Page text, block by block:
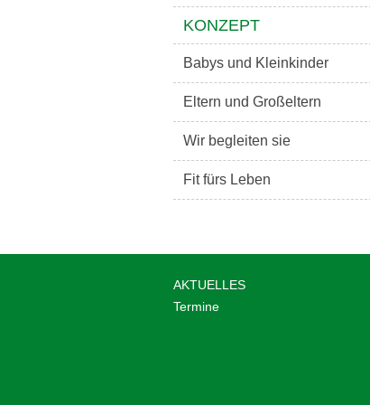
KONZEPT
Babys und Kleinkinder
Eltern und Großeltern
Wir begleiten sie
Fit fürs Leben
AKTUELLES
Termine